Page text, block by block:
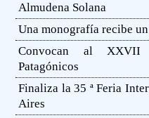
Almudena Solana
Una monografía recibe
Convocan al XXVII
Patagónicos
Finaliza la 35 ª Feria
Aires